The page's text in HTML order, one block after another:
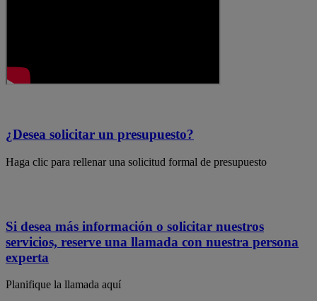
¿Desea solicitar un presupuesto?
Haga clic para rellenar una solicitud formal de presupuesto
Si desea más información o solicitar nuestros
servicios, reserve una llamada con nuestra persona
experta
Planifique la llamada aquí